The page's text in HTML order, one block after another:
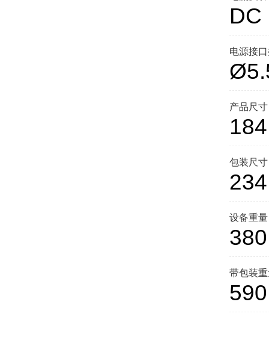
DC
电源接
产品尺
包装尺
设备重
带包装